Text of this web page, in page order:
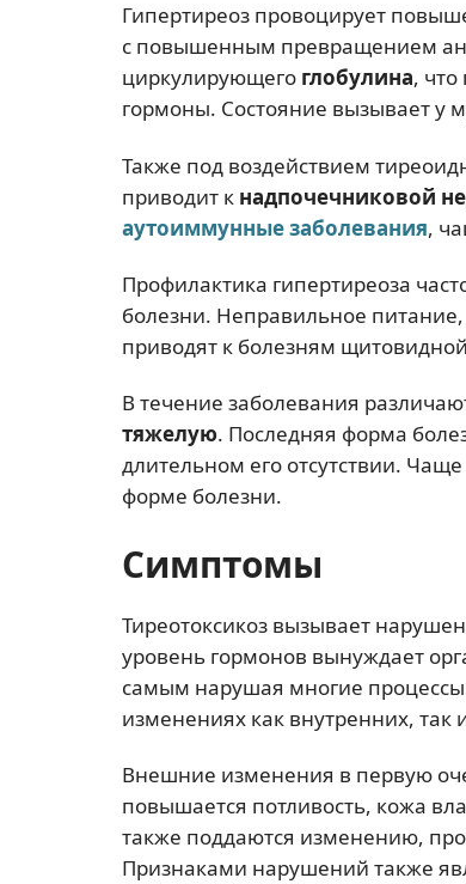
Гипертиреоз провоцирует
с повышенным превращением
циркулирующего глобулина,
гормоны. Состояние вызывает у
Также под воздействием
приводит к надпочечниковой
аутоиммунные заболевания,
Профилактика гипертиреоза
болезни. Неправильное питание,
приводят к болезням
В течение заболевания
тяжелую. Последняя форма
длительном его отсутствии.
форме болезни.
Симптомы
Тиреотоксикоз вызывает
уровень гормонов вынуждает
самым нарушая многие
изменениях как внутренних, так
Внешние изменения в первую
повышается потливость, кожа
также поддаются изменению,
Признаками нарушений также